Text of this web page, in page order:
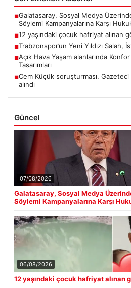
■Galatasaray, Sosyal Medya
Söylemi Kampanyalarına Karşı
■12 yaşındaki çocuk hafriyat alınan
■Trabzonspor’un Yeni Yıldızı Salah,
■Açık Hava Yaşam alanlarında
Tasarımları
■Cem Küçük soruşturması. Gazeteci
alındı
Güncel
07/08/2026
Galatasaray, Sosyal Medya
Söylemi Kampanyalarına Karşı
06/08/2026
12 yaşındaki çocuk hafriyat alınan